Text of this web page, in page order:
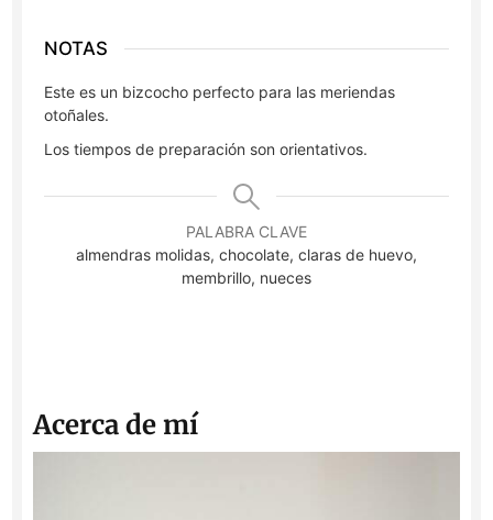
NOTAS
Este es un bizcocho perfecto para las meriendas
otoñales.
Los tiempos de preparación son orientativos.
PALABRA CLAVE
almendras molidas, chocolate, claras de huevo,
membrillo, nueces
Acerca de mí